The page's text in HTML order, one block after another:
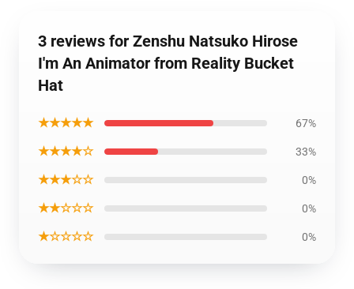
3 reviews for Zenshu Natsuko Hirose
I'm An Animator from Reality Bucket
Hat
★★★★★ 67%
★★★★☆ 33%
★★★☆☆ 0%
★★☆☆☆ 0%
★☆☆☆☆ 0%